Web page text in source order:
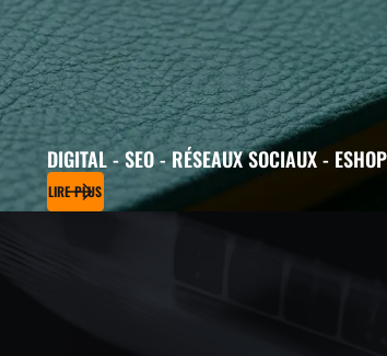
DIGITAL - SEO - RÉSEAUX SOCIAUX - ESHOP
LIRE PLUS